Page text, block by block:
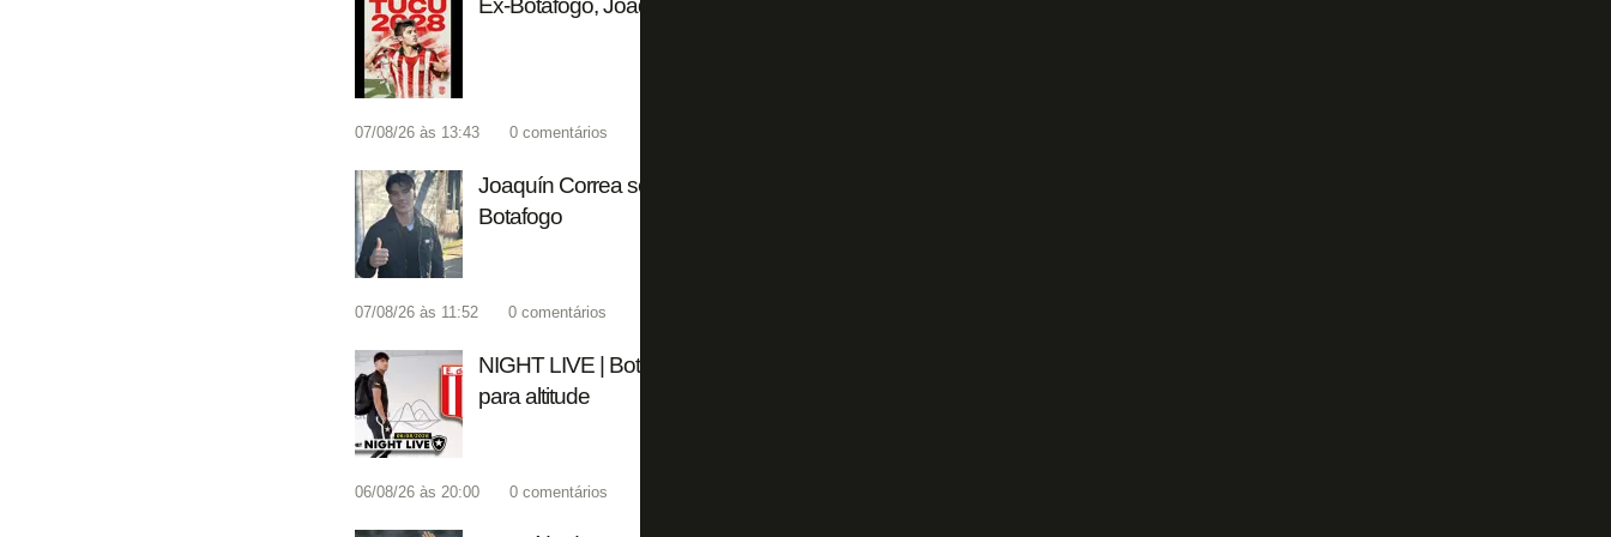
Ex-Botafogo, Joaquín Correa é anunciado como reforço do Estudiantes
07/08/26 às 13:43 0 comentários
Joaquín Correa se apresenta ao Estudiantes após fechar acordo de rescisão com
Botafogo
07/08/26 às 11:52 0 comentários
NIGHT LIVE | Botafogo encaminha saída de Tucu Correa; clube prepara logística
para altitude
06/08/26 às 20:00 0 comentários